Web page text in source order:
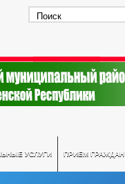
УСЛУГИ ПРИЕМ ГРАЖДАН